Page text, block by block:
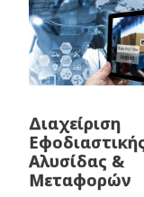
Διαχείριση
Αλυσίδας &
Μεταφορών